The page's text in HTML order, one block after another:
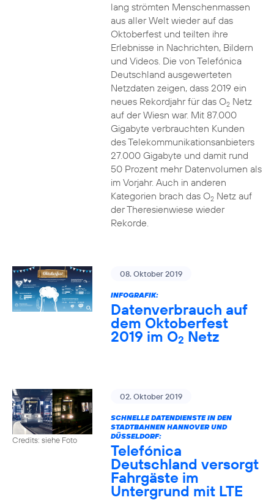
lang strömten Menschenmassen
aus aller Welt wieder auf das
Oktoberfest und teilten ihre
Erlebnisse in Nachrichten, Bildern
und Videos. Die von Telefónica
Deutschland ausgewerteten
Netzdaten zeigen, dass 2019 ein
neues Rekordjahr für das O2Netz
auf der Wiesn war. Mit 87.000
Gigabyte verbrauchten Kunden
des Telekommunikationsanbieters
27.000 Gigabyte und damit rund
50 Prozent mehr Datenvolumen als
im Vorjahr. Auch in anderen
Kategorien brach das O2Netz auf
der Theresienwiese wieder
Rekorde.
08. Oktober 2019
INFOGRAFIK:
Datenverbrauch auf
dem Oktoberfest
2019 im O2 Netz
Credits: siehe Foto
02. Oktober 2019
SCHNELLE DATENDIENSTE IN DEN
STADTBAHNEN HANNOVER UND
DÜSSELDORF:
Telefónica
Deutschland versorgt
Fahrgäste im
Untergrund mit LTE